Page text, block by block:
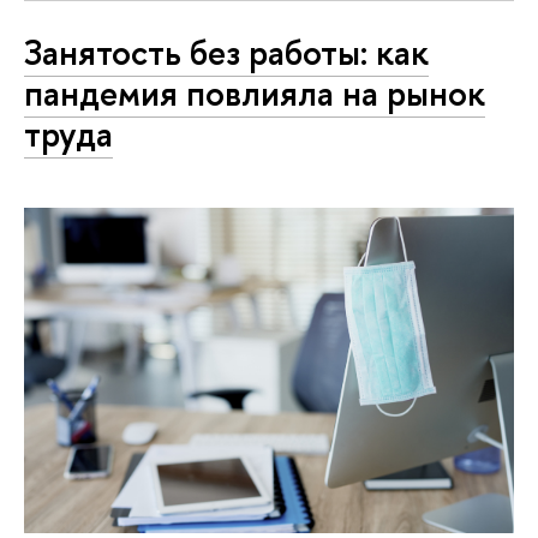
Занятость без работы: как
пандемия повлияла на рынок
труда